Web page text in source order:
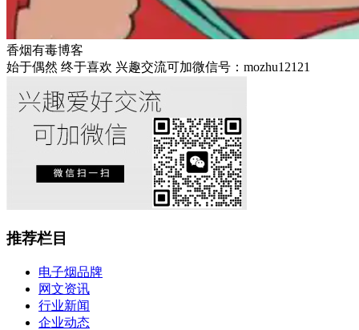
香烟有毒博客
始于偶然 终于喜欢 兴趣交流可加微信号：mozhu12121
推荐栏目
电子烟品牌
网文资讯
行业新闻
企业动态